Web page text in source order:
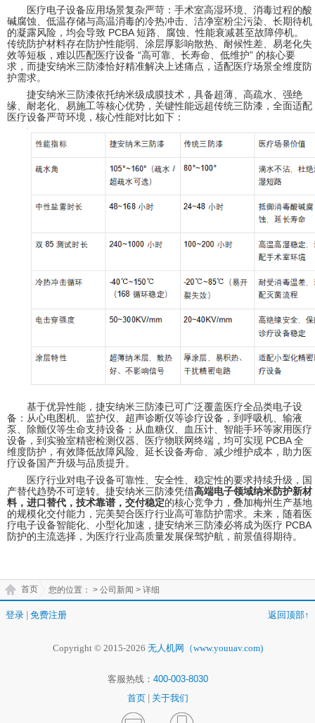
医疗电子设备应用场景复杂严苛：手术室高湿环境、消毒过程的酸
碱腐蚀、低温存储与高温消毒的冷热冲击、洁净室粉尘污染、长期待机
的凝露风险，均会导致 PCBA 短路、腐蚀、性能衰减甚至故障停机。
传统防护材料存在防护性能弱、涂层厚影响散热、耐候性差、易老化失
效等短板，难以匹配医疗设备 “高可靠、长寿命、低维护” 的核心要
求，而捷安纳米三防漆恰好精准解决上述痛点，适配医疗场景全维度防
护需求。
捷安纳米三防漆依托纳米级成膜技术，具备超薄、高疏水、强绝
缘、耐老化、易施工等核心优势，关键性能远超传统三防漆，全面适配
医疗设备严苛环境，核心性能对比如下：
基于优异性能，捷安纳米三防漆已可广泛覆盖医疗全品类电子设
备：从心电图机、监护仪、超声诊断仪等诊疗设备，到呼吸机、输液
泵、除颤仪等生命支持设备；从血糖仪、血压计、智能手环等家用医疗
设备，到实验室精密检测仪器、医疗物联网终端，均可实现 PCBA 全
维度防护，有效降低故障风险、延长设备寿命、减少维护成本，助力医
疗设备国产升级与品质提升。
医疗行业对电子设备可靠性、安全性、稳定性的要求持续升级，国
产替代趋势不可逆转。捷安纳米三防漆凭借高端电子领域纳米防护新材
料，进口替代，技术靠谱，交付稳定的核心竞争力，叠加梅州生产基地
的规模化交付能力，完美契合医疗行业高可靠防护需求。未来，随着医
疗电子设备智能化、小型化加速，捷安纳米三防漆必将成为医疗 PCBA
防护的主流选择，为医疗行业高质量发展保驾护航，前景值得期待。
您的位置：
首页 > 公司新闻 > 详细
登录 免费注册 返回顶部↑
Copyright © 2015-2026 无人机网（www.youuav.com)
客服热线： 400-003-8030
首页
关于我们